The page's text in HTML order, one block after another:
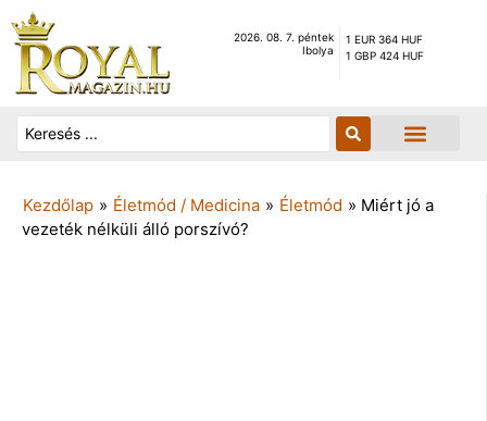
2026. 08. 7. péntek
Ibolya
1 EUR 364 HUF
1 GBP 424 HUF
Kezdőlap » Életmód / Medicina » Életmód » Miért jó a
vezeték nélküli álló porszívó?